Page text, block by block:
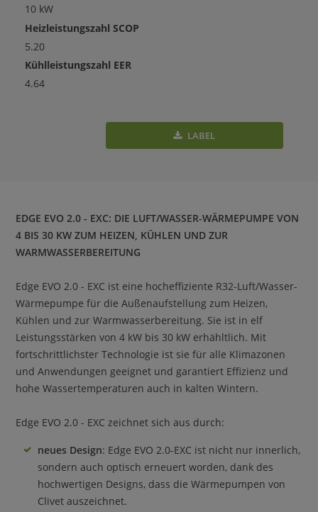
10 kW
Heizleistungszahl SCOP
5.20
Kühlleistungszahl EER
4.64
LABEL
EDGE EVO 2.0 - EXC: DIE LUFT/WASSER-WÄRMEPUMPE VON
4 BIS 30 KW ZUM HEIZEN, KÜHLEN UND ZUR
WARMWASSERBEREITUNG
Edge EVO 2.0 - EXC ist eine hocheffiziente R32-Luft/Wasser-
Wärmepumpe für die Außenaufstellung zum Heizen,
Kühlen und zur Warmwasserbereitung. Sie ist in elf
Leistungsstärken von 4 kW bis 30 kW erhähltlich. Mit
fortschrittlichster Technologie ist sie für alle Klimazonen
und Anwendungen geeignet und garantiert Effizienz und
hohe Wassertemperaturen auch in kalten Wintern.
Edge EVO 2.0 - EXC zeichnet sich aus durch:
neues Design: Edge EVO 2.0-EXC ist nicht nur innerlich,
sondern auch optisch erneuert worden, dank des
hochwertigen Designs, dass die Wärmepumpen von
Clivet auszeichnet.